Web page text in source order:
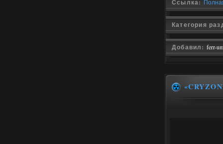
Ссылка:
Категория
Добавил: ferr-